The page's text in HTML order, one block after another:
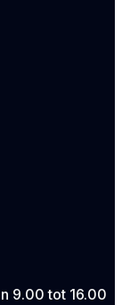
9.00 tot 16.00